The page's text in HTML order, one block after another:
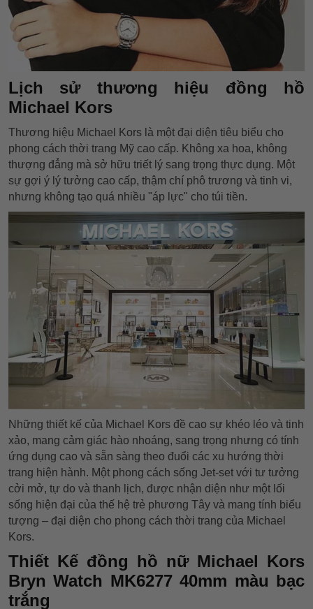
Lịch sử thương hiệu đồng hồ
Michael Kors
Thương hiệu Michael Kors là một đại diện tiêu biểu cho
phong cách thời trang Mỹ cao cấp. Không xa hoa, không
thượng đẳng mà sở hữu triết lý sang trọng thực dụng. Một
sự gợi ý lý tưởng cao cấp, thậm chí phô trương và tinh vi,
nhưng không tạo quá nhiều "áp lực" cho túi tiền.
Những thiết kế của Michael Kors đề cao sự khéo léo và tinh
xảo, mang cảm giác hào nhoáng, sang trọng nhưng có tính
ứng dụng cao và sẵn sàng theo đuổi các xu hướng thời
trang hiện hành. Một phong cách sống Jet-set với tư tưởng
cởi mở, tự do và thanh lịch, được nhận diện như một lối
sống hiện đại của thế hệ trẻ phương Tây và mang tính biểu
tượng – đại diện cho phong cách thời trang của Michael
Kors.
Thiết Kế đồng hồ nữ Michael Kors
Bryn Watch MK6277 40mm màu bạc
trắng